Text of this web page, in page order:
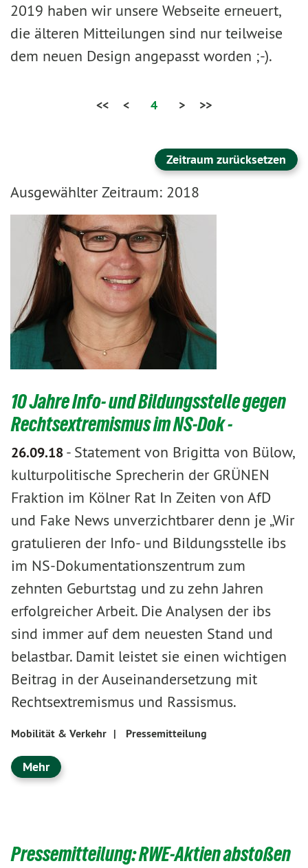
2019 haben wir unsere Webseite erneuert,
die älteren Mitteilungen sind nur teilweise
dem neuen Design angepasst worden ;-).
<< < 4 > >>
Zeitraum zurücksetzen
Ausgewählter Zeitraum: 2018
10 Jahre Info- und Bildungsstelle gegen
Rechtsextremismus im NS-Dok -
26.09.18- Statement von Brigitta von Bülow,
kulturpolitische Sprecherin der GRÜNEN
Fraktion im Kölner Rat In Zeiten von AfD
und Fake News unverzichtbarer denn je „Wir
gratulieren der Info- und Bildungsstelle ibs
im NS-Dokumentationszentrum zum
zehnten Geburtstag und zu zehn Jahren
erfolgreicher Arbeit. Die Analysen der ibs
sind immer auf dem neuesten Stand und
belastbar. Damit leistet sie einen wichtigen
Beitrag in der Auseinandersetzung mit
Rechtsextremismus und Rassismus.
Mobilität & Verkehr | Pressemitteilung
Mehr
Pressemitteilung: RWE-Aktien abstoßen